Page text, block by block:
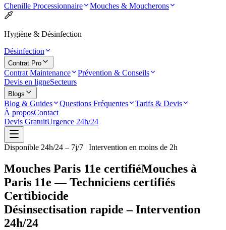
Chenille Processionnaire
Mouches & Moucherons
Hygiène & Désinfection
Désinfection
Contrat Pro
Contrat Maintenance
Prévention & Conseils
Devis en ligneSecteurs
Blogs
Blog & Guides Questions Fréquentes
Tarifs & Devis
À proposContact
Devis GratuitUrgence 24h/24
Disponible 24h/24 – 7j/7 | Intervention en moins de 2h
Mouches Paris 11e certifiéMouches à
Paris 11e — Techniciens certifiés
Certibiocide
Désinsectisation rapide – Intervention
24h/24